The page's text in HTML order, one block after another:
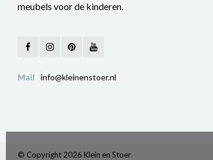
meubels voor de kinderen.
Mail info@kleinenstoer.nl
© Copyright 2026 Klein en Stoer